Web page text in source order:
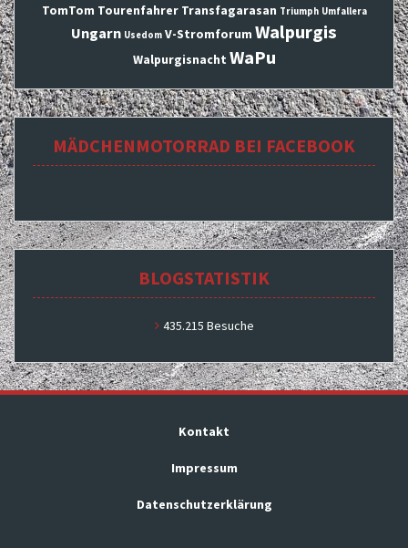
TomTom Tourenfahrer Transfagarasan Triumph Umfallera
Ungarn Usedom V-Stromforum Walpurgis
Walpurgisnacht WaPu
MÄDCHENMOTORRAD BEI FACEBOOK
BLOGSTATISTIK
435.215 Besuche
Kontakt
Impressum
Datenschutzerklärung